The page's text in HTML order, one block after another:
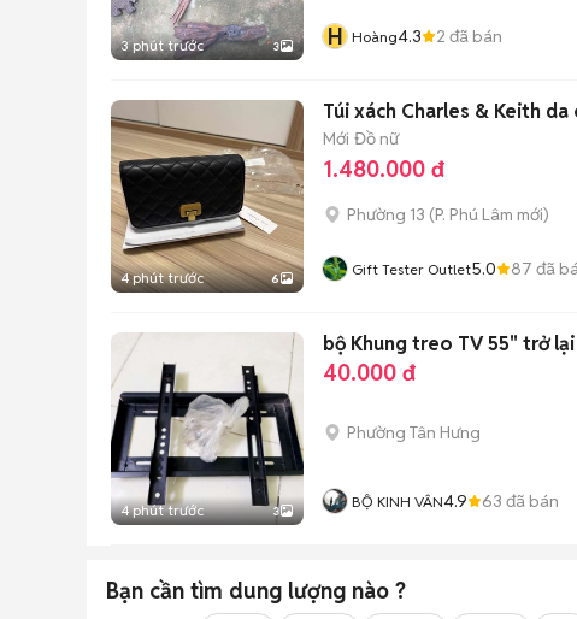
3 phút trước 3 H Hoàng4.3 2 đã bán
4 phút trước 6
Túi xách Charles & Keith da
Mới Đồ nữ
1.480.000 đ
Phường 13 (P. Phú Lâm mới)
Gift Tester Outlet5.0 87 đã
4 phút trước 3
bộ Khung treo TV 55" trở lại
40.000 đ
Phường Tân Hưng
BỘ KINH VÂN4.9 63 đã bán
Bạn cần tìm dung lượng nào ?